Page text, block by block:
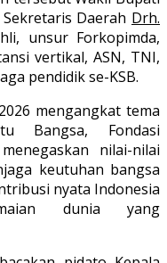
Sekretaris Daerah Drh.
unsur Forkopimda,
vertikal, ASN, TNI,
pendidik se-KSB.
mengangkat tema
Bangsa, Fondasi
nilai-nilai
keutuhan bangsa
nyata Indonesia
dunia yang